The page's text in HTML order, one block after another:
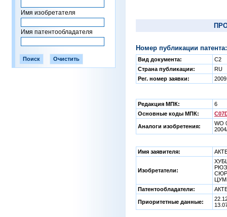
Имя изобретателя
Имя патентообладателя
Номер публикации
Вид документа:
C2
Страна публикации:
RU
Рег. номер заявки:
Редакция МПК:
6
Основные коды МПК:
Аналоги изобретения:
WO
Имя заявителя:
Изобретатели:
Патентообладатели:
Приоритетные данные: